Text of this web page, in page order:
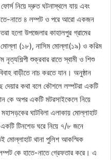
ফোর্স নিয়ে দ্রুত ঘটনাস্থলে যায় এবং
নাতে ৪ লম্পট ও পরে আরো একজন
হলো উপজেলার কাহালপুর গ্রামের
(১৮), নাসিম মোল্লা(১৯) ও করিম
শুক্রবার রাতে স্বামী ও শিশু
বাড়ীতে নাচ করতে যান। অনুষ্ঠান
দেয়ার কথা বলে কৌশলে লম্পটরা একটি
কে অপর একটি মটরসাইকেলে নিয়ে
ঘাটবিলা এলাকায় মোল্লাহাট
টিনশেড ঘরে নিয়ে ৭/৮ জনে
মোল্লাহাট থানা পুলিশ আকস্মিক
কে হাতে-নাতে গ্রেফতার করে। এ